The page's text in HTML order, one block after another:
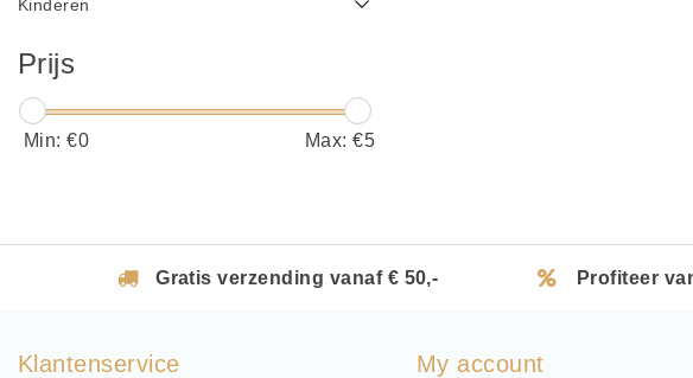
Kinderen
Prijs
Min: €0 Max: €5
Gratis verzending vanaf € 50,- Profiteer
Klantenservice My account